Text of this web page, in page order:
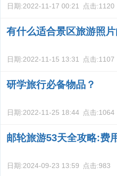
日期:2022-11-17 00:21 点击:1120
有什么适合景区旅游照
日期:2022-11-15 13:31 点击:1107
研学旅行必备物品？
日期:2022-11-25 18:44 点击:1064
邮轮旅游53天全攻略:费
日期:2024-09-23 13:59 点击:983